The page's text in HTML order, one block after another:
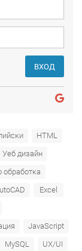
ВХОД
HTML
Уеб дизайн
обработка
Excel
JavaScript
MySQL
UX/UI